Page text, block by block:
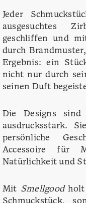
Jeder
ausgesuchtes
geschliffen und
durch
Ergebnis: ein
nicht nur durch
seinen Duft
Die Designs
ausdrucksstark.
persönliche
Accessoire für
Natürlichkeit und
Mit Smellgoodholt
Schmuckstück,